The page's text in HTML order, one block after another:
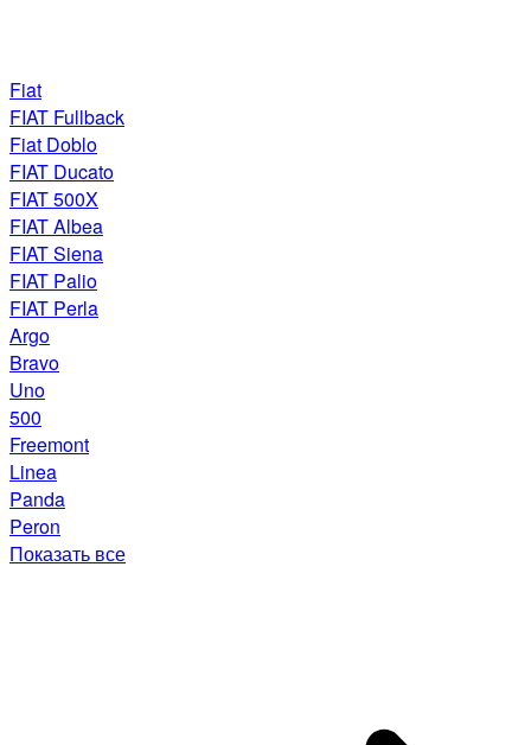
Fiat
FIAT Fullback
Fiat Doblo
FIAT Ducato
FIAT 500X
FIAT Albea
FIAT Siena
FIAT Palio
FIAT Perla
Argo
Bravo
Uno
500
Freemont
Linea
Panda
Peron
Показать все